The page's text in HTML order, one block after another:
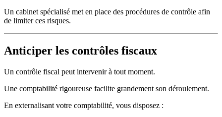
Un cabinet spécialisé met en place des procédures de contrôle afin
de limiter ces risques.
Anticiper les contrôles fiscaux
Un contrôle fiscal peut intervenir à tout moment.
Une comptabilité rigoureuse facilite grandement son déroulement.
En externalisant votre comptabilité, vous disposez :